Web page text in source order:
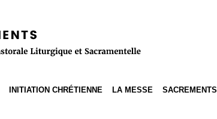
INITIATION CHRÉTIENNE LA MESSE SACREMENTS